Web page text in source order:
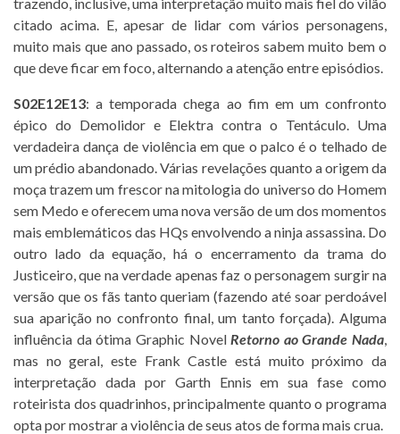
citado acima. E, apesar de lidar com vários personagens,
muito mais que ano passado, os roteiros sabem muito bem o
que deve ficar em foco, alternando a atenção entre episódios.
S02E12E13: a temporada chega ao fim em um confronto
épico do Demolidor e Elektra contra o Tentáculo. Uma
verdadeira dança de violência em que o palco é o telhado de
um prédio abandonado. Várias revelações quanto a origem da
moça trazem um frescor na mitologia do universo do Homem
sem Medo e oferecem uma nova versão de um dos momentos
mais emblemáticos das HQs envolvendo a ninja assassina. Do
outro lado da equação, há o encerramento da trama do
Justiceiro, que na verdade apenas faz o personagem surgir na
versão que os fãs tanto queriam (fazendo até soar perdoável
sua aparição no confronto final, um tanto forçada). Alguma
influência da ótima Graphic NovelRetorno ao Grande Nada,
mas no geral, este Frank Castle está muito próximo da
interpretação dada por Garth Ennis em sua fase como
roteirista dos quadrinhos, principalmente quanto o programa
opta por mostrar a violência de seus atos de forma mais crua.